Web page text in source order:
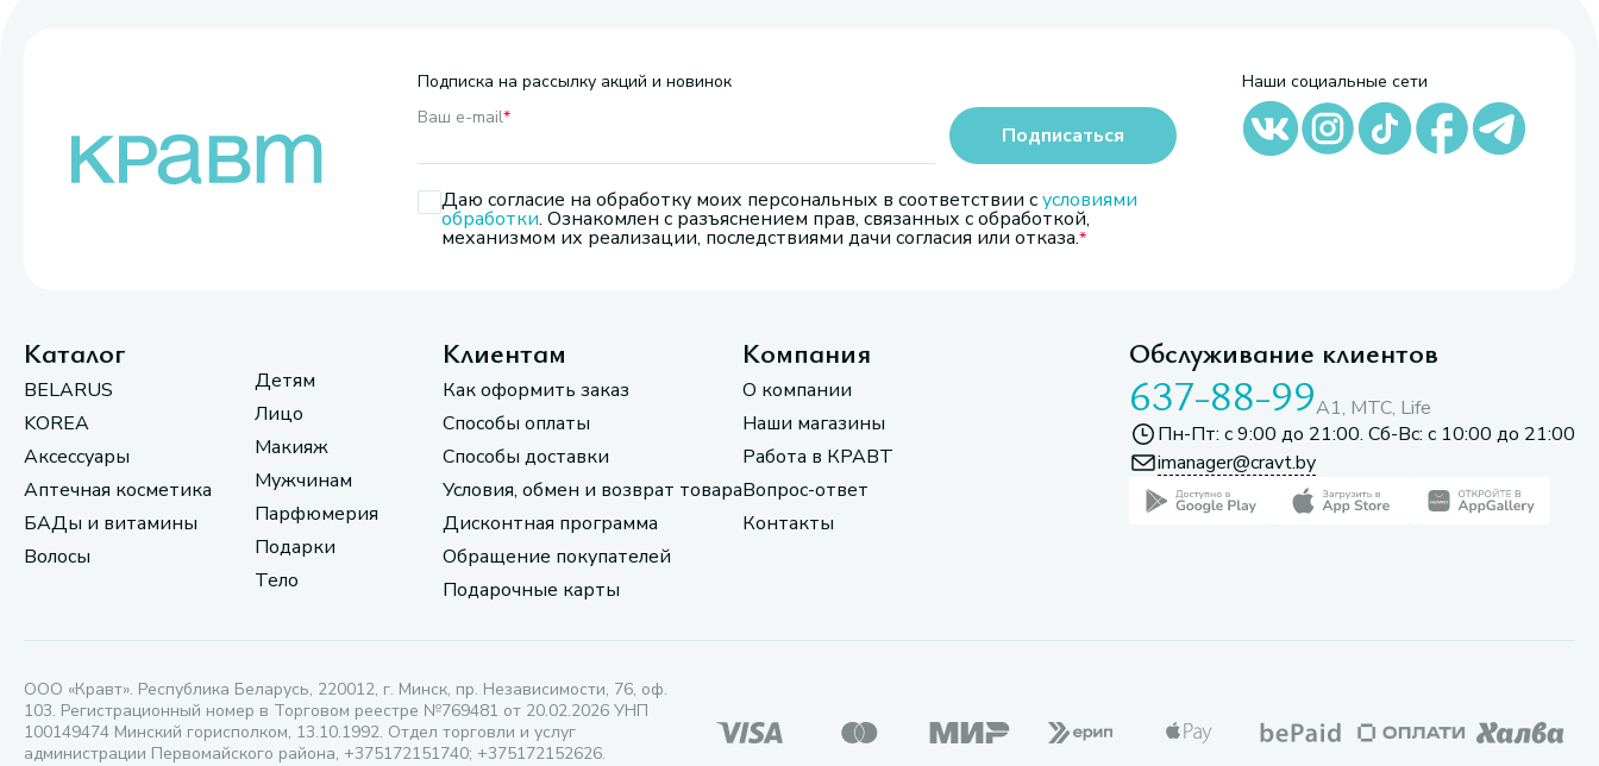
Подписка на рассылку акций и новинок
Ваш e-mail*
Даю согласие на обработку моих персональных в соответствии сусловиями
обработки. Ознакомлен с разъяснением прав, связанных с обработкой,
механизмом их реализации, последствиями дачи согласия или отказа.
Подписаться
Наши социальные сети
Каталог
BELARUS
KOREA
Аксессуары
Аптечная косметика
БАДы и витамины
Волосы
Детям
Лицо
Макияж
Мужчинам
Парфюмерия
Подарки
Тело
Клиентам
Как оформить заказ
Способы оплаты
Способы доставки
Условия, обмен и возврат товара
Дисконтная программа
Обращение покупателей
Подарочные карты
Компания
О компании
Наши магазины
Работа в КРАВТ
Вопрос-ответ
Контакты
Обслуживание клиентов
637-88-99A1, МТС, Life
Пн-Пт: с 9:00 до 21:00. Сб-Вс: с 10:00 до 21:00
imanager@cravt.by
ООО «Кравт». Республика Беларусь, 220012, г. Минск, пр. Независимости, 76, оф.
103. Регистрационный номер в Торговом реестре №769481 от 20.02.2026 УНП
100149474 Минский горисполком, 13.10.1992. Отдел торговли и услуг
администрации Первомайского района, +375172151740; +375172152626.